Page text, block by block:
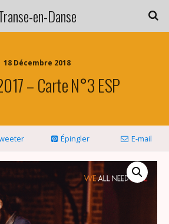
en-Danse
18 Décembre 2018
– Carte N°3 ESP
Épingler E-mail